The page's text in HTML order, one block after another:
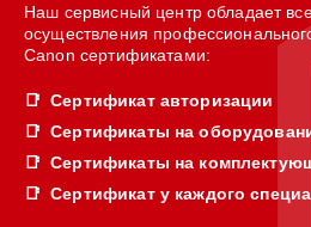
Наш сервисный центр обладает
осуществления
Canon сертификатами:
Сертификат авторизации
Сертификаты на
Сертификаты на
Сертификат у каждого